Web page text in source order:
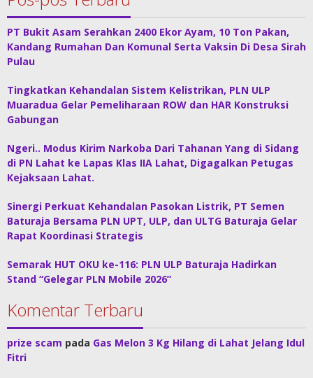
PT Bukit Asam Serahkan 2400 Ekor Ayam, 10 Ton Pakan,
Kandang Rumahan Dan Komunal Serta Vaksin Di Desa Sirah
Pulau
Tingkatkan Kehandalan Sistem Kelistrikan, PLN ULP
Muaradua Gelar Pemeliharaan ROW dan HAR Konstruksi
Gabungan
Ngeri.. Modus Kirim Narkoba Dari Tahanan Yang di Sidang
di PN Lahat ke Lapas Klas IIA Lahat, Digagalkan Petugas
Kejaksaan Lahat.
Sinergi Perkuat Kehandalan Pasokan Listrik, PT Semen
Baturaja Bersama PLN UPT, ULP, dan ULTG Baturaja Gelar
Rapat Koordinasi Strategis
Semarak HUT OKU ke-116: PLN ULP Baturaja Hadirkan
Stand “Gelegar PLN Mobile 2026”
Komentar Terbaru
prize scam pada Gas Melon 3 Kg Hilang di Lahat Jelang Idul
Fitri